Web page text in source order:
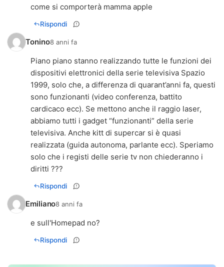
come si comporterà mamma apple
Rispondi
Tonino8 anni fa
Piano piano stanno realizzando tutte le funzioni dei
dispositivi elettronici della serie televisiva Spazio
1999, solo che, a differenza di quarant’anni fa, questi
sono funzionanti (video conferenza, battito
cardicaco ecc). Se mettono anche il raggio laser,
abbiamo tutti i gadget “funzionanti” della serie
televisiva. Anche kitt di supercar si è quasi
realizzata (guida autonoma, parlante ecc). Speriamo
solo che i registi delle serie tv non chiederanno i
diritti ???
Rispondi
Emiliano8 anni fa
e sull'Homepad no?
Rispondi